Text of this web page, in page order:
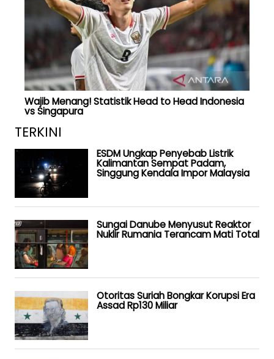
Wajib Menang! Statistik Head to Head Indonesia
vs Singapura
TERKINI
ESDM Ungkap Penyebab Listrik
Kalimantan Sempat Padam,
Singgung Kendala Impor Malaysia
Sungai Danube Menyusut Reaktor
Nuklir Rumania Terancam Mati Total
Otoritas Suriah Bongkar Korupsi Era
Assad Rp130 Miliar